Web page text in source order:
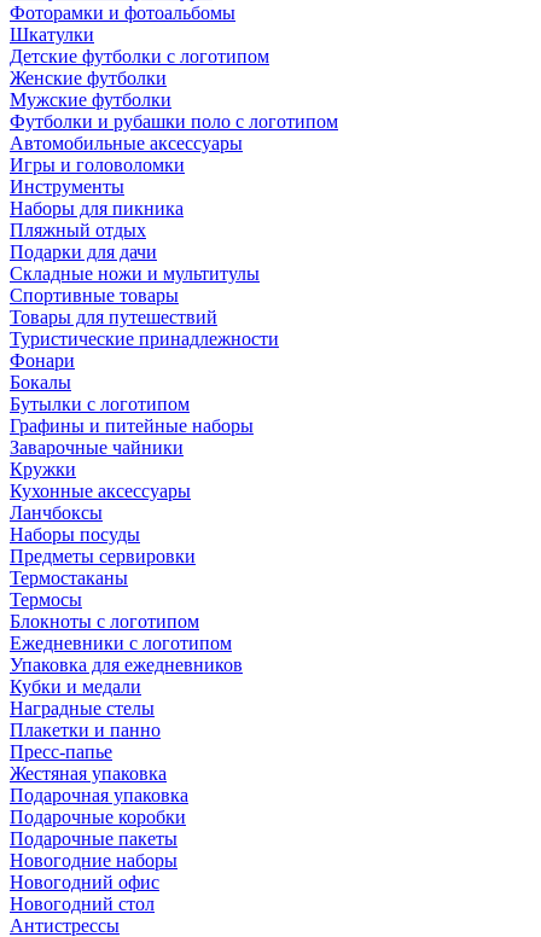
Фоторамки и фотоальбомы
Шкатулки
Детские футболки с логотипом
Женские футболки
Мужские футболки
Футболки и рубашки поло с логотипом
Автомобильные аксессуары
Игры и головоломки
Инструменты
Наборы для пикника
Пляжный отдых
Подарки для дачи
Складные ножи и мультитулы
Спортивные товары
Товары для путешествий
Туристические принадлежности
Фонари
Бокалы
Бутылки с логотипом
Графины и питейные наборы
Заварочные чайники
Кружки
Кухонные аксессуары
Ланчбоксы
Наборы посуды
Предметы сервировки
Термостаканы
Термосы
Блокноты с логотипом
Ежедневники с логотипом
Упаковка для ежедневников
Кубки и медали
Наградные стелы
Плакетки и панно
Пресс-папье
Жестяная упаковка
Подарочная упаковка
Подарочные коробки
Подарочные пакеты
Новогодние наборы
Новогодний офис
Новогодний стол
Антистрессы